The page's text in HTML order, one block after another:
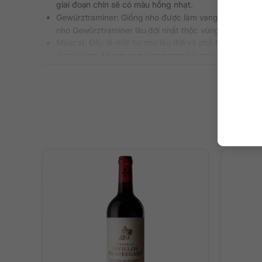
giai đoạn chín sẽ có màu hồng nhạt.
Gewürztraminer: Giống nho được làm vang trắng với
nho Gewürztraminer lâu đời nhất thộc vùng Pfalz của
Muscat: Đây là một họ nho lâu đời và phổ biến trên
Thông tin chi tiết rượu Marcel
Màu sắc: Màu vàng nhạt
Nhiệt độ phục vụ: Vang sẽ ngon nhất khi uống ở nhiệt
Quy cách: Thùng 6 chai
Mô tả hương vị Marcel Deiss